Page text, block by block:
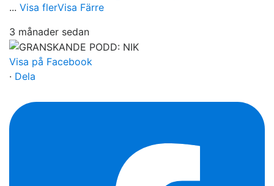
... Visa flerVisa Färre
3 månader sedan
Visa på Facebook
· Dela